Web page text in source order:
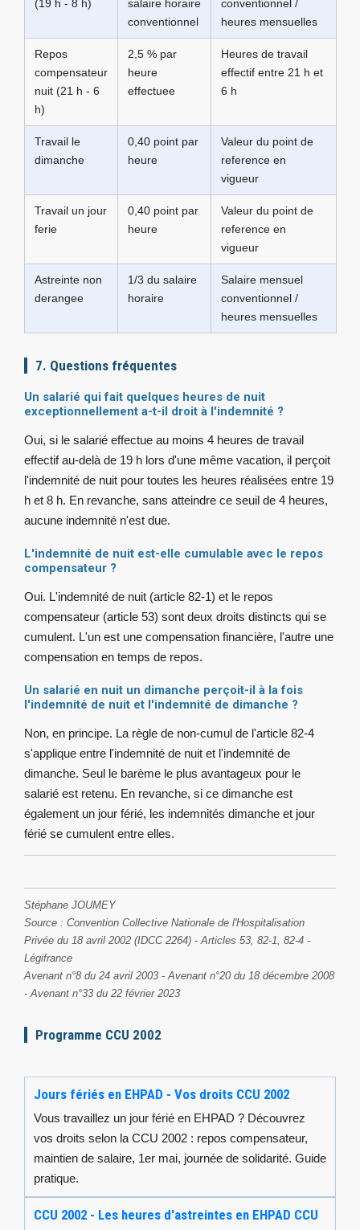
(19 h - 8 h)
salaire horaire
conventionnel
conventionnel /
heures mensuelles
Repos
compensateur
nuit (21 h - 6
h)
2,5 % par
heure
effectuee
Heures de travail
effectif entre 21 h et
6 h
Travail le
dimanche
0,40 point par
heure
Valeur du point de
reference en
vigueur
Travail un jour
ferie
0,40 point par
heure
Valeur du point de
reference en
vigueur
Astreinte non
derangee
1/3 du salaire
horaire
Salaire mensuel
conventionnel /
heures mensuelles
7. Questions fréquentes
Un salarié qui fait quelques heures de nuit
exceptionnellement a-t-il droit à l'indemnité ?
Oui, si le salarié effectue au moins 4 heures de travail
effectif au-delà de 19 h lors d'une même vacation, il perçoit
l'indemnité de nuit pour toutes les heures réalisées entre 19
h et 8 h. En revanche, sans atteindre ce seuil de 4 heures,
aucune indemnité n'est due.
L'indemnité de nuit est-elle cumulable avec le repos
compensateur ?
Oui. L'indemnité de nuit (article 82-1) et le repos
compensateur (article 53) sont deux droits distincts qui se
cumulent. L'un est une compensation financière, l'autre une
compensation en temps de repos.
Un salarié en nuit un dimanche perçoit-il à la fois
l'indemnité de nuit et l'indemnité de dimanche ?
Non, en principe. La règle de non-cumul de l'article 82-4
s'applique entre l'indemnité de nuit et l'indemnité de
dimanche. Seul le barème le plus avantageux pour le
salarié est retenu. En revanche, si ce dimanche est
également un jour férié, les indemnités dimanche et jour
férié se cumulent entre elles.
Stéphane JOUMEY
Source : Convention Collective Nationale de l'Hospitalisation
Privée du 18 avril 2002 (IDCC 2264) - Articles 53, 82-1, 82-4 -
Légifrance
Avenant n°8 du 24 avril 2003 - Avenant n°20 du 18 décembre 2008
- Avenant n°33 du 22 février 2023
Programme CCU 2002
Jours fériés en EHPAD - Vos droits CCU 2002
Vous travaillez un jour férié en EHPAD ? Découvrez
vos droits selon la CCU 2002 : repos compensateur,
maintien de salaire, 1er mai, journée de solidarité. Guide
pratique.
CCU 2002 - Les heures d'astreintes en EHPAD CCU